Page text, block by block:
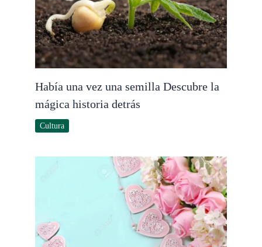
Había una vez una semilla Descubre la
mágica historia detrás
Cultura